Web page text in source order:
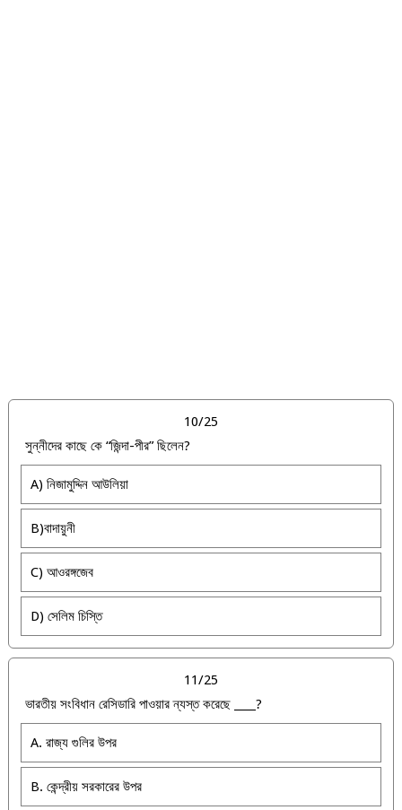
10/25
সুন্নীদের কাছে কে “জিন্দা-পীর” ছিলেন?
A) নিজামুদ্দিন আউলিয়া
B)বাদায়ুনী
C) আওরঙ্গজেব
D) সেলিম চিস্তি
11/25
ভারতীয় সংবিধান রেসিডারি পাওয়ার ন্যস্ত করেছে ____?
A. রাজ্য গুলির উপর
B. কেন্দ্রীয় সরকারের উপর